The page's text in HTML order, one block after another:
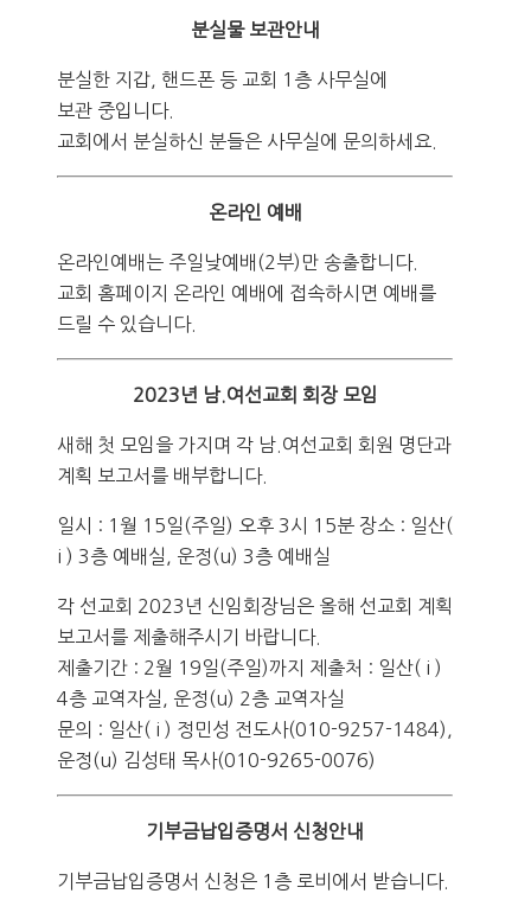
분실물 보관안내
분실한 지갑, 핸드폰 등 교회 1층 사무실에
보관 중입니다.
교회에서 분실하신 분들은 사무실에 문의하세요.
온라인 예배
온라인예배는 주일낮예배(2부)만 송출합니다.
교회 홈페이지 온라인 예배에 접속하시면 예배를
드릴 수 있습니다.
2023년 남.여선교회 회장 모임
새해 첫 모임을 가지며 각 남.여선교회 회원 명단과
계획 보고서를 배부합니다.
일시 : 1월 15일(주일) 오후 3시 15분 장소 : 일산(
i ) 3층 예배실, 운정(u) 3층 예배실
각 선교회 2023년 신임회장님은 올해 선교회 계획
보고서를 제출해주시기 바랍니다.
제출기간 : 2월 19일(주일)까지 제출처 : 일산( i )
4층 교역자실, 운정(u) 2층 교역자실
문의 : 일산( i ) 정민성 전도사(010-9257-1484),
운정(u) 김성태 목사(010-9265-0076)
기부금납입증명서 신청안내
기부금납입증명서 신청은 1층 로비에서 받습니다.